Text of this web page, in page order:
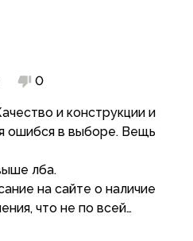
0
и конструкции и
ошибся в выборе. Вещь
лба.
на сайте о наличие
что не по всей
налобной повязки.